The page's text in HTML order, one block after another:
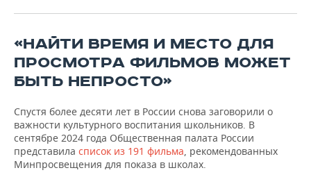
«НАЙТИ ВРЕМЯ И МЕСТО ДЛЯ
ПРОСМОТРА ФИЛЬМОВ МОЖЕТ
БЫТЬ НЕПРОСТО»
Спустя более десяти лет в России снова заговорили о
важности культурного воспитания школьников. В
сентябре 2024 года Общественная палата России
представила список из 191 фильма, рекомендованных
Минпросвещения для показа в школах.